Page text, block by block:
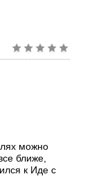
можно
ближе,
к Иде с